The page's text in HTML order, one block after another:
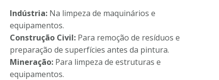
Indústria: Na limpeza de maquinários e
equipamentos.
Construção Civil: Para remoção de resíduos e
preparação de superfícies antes da pintura.
Mineração: Para limpeza de estruturas e
equipamentos.